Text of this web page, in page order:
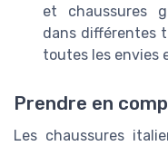
et chaussures
dans différentes
toutes les envies
Prendre en
Les chaussures